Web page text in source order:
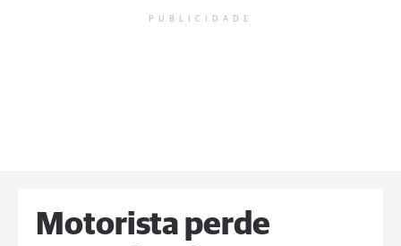
PUBLICIDADE
Motorista perde